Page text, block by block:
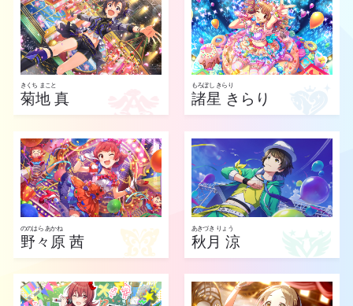
きくち まこと
菊地 真
もろぼし きらり
諸星 きらり
ののはら あかね
野々原 茜
あきづき りょう
秋月 涼